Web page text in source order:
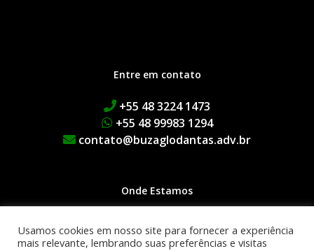
Entre em contato
+55 48 3224 1473
+55 48 99983 1294
contato@buzaglodantas.adv.br
Onde Estamos
Rua Adolfo Melo, 38 | Centro
Edifício Executive Manhattan
Usamos cookies em nosso site para fornecer a experiência
mais relevante, lembrando suas preferências e visitas